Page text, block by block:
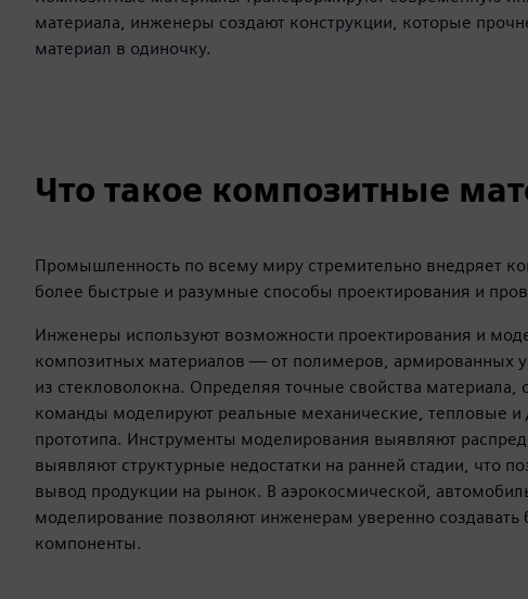
материала, инженеры создают конструкции, которые
материал в одиночку.
Что такое композитные
Промышленность по всему миру стремительно внедряет
более быстрые и разумные способы проектирования и
Инженеры используют возможности проектирования и
композитных материалов — от полимеров, армированных
из стекловолокна. Определяя точные свойства
команды моделируют реальные механические, тепловые и
прототипа. Инструменты моделирования выявляют
выявляют структурные недостатки на ранней стадии, что
вывод продукции на рынок. В аэрокосмической,
моделирование позволяют инженерам уверенно
компоненты.